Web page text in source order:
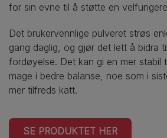
for sin evne til å støtte en
Det brukervennlige pulveret strøs
gang daglig, og gjør det lett å bidra
fordøyelse. Det kan gi en mer stabil
mage i bedre balanse, noe som i
mer tilfreds katt.
SE PRODUKTET HER